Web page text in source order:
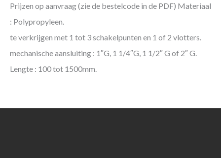
Prijzen op aanvraag (zie de bestelcode in de PDF) Materiaal
: Polypropyleen.
te verkrijgen met 1 tot 3 schakelpunten en 1 of 2 vlotters.
mechanische aansluiting : 1″G, 1 1/4″G, 1 1/2″ G of 2″ G.
Lengte : 100 tot 1500mm.